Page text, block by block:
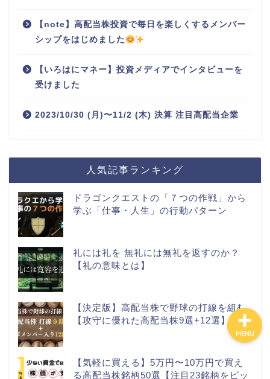
【note】高配当株投資で毎日を楽しくするメンバー
シップをはじめました
【いろはにマネー】投資メディアでインタビューを
受けました
2023/10/30 (月)〜11/2 (木) 決算 注目高配当企業
人気記事ランキング
ドラゴンクエストの「７つの作戦」から
学ぶ「仕事・人生」の行動パターン
礼には礼を 無礼には無礼を返すのか？
【礼の意味とは】
【決定版】高配当株で野球の打線を組む
【攻守に優れた高配当株9選+12選】
【気軽に買える】5万円〜10万円で買え
る高配当株銘柄50選【注目23銘柄をピッ
MENU
株式投資・金融知識
ビジネス・仕事